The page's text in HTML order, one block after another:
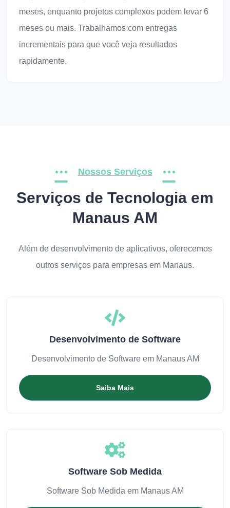
meses, enquanto projetos complexos podem levar 6
meses ou mais. Trabalhamos com entregas
incrementais para que você veja resultados
rapidamente.
Nossos Serviços
Serviços de Tecnologia em
Manaus AM
Além de desenvolvimento de aplicativos, oferecemos
outros serviços para empresas em Manaus.
Desenvolvimento de Software
Desenvolvimento de Software em Manaus AM
Saiba Mais
Software Sob Medida
Software Sob Medida em Manaus AM